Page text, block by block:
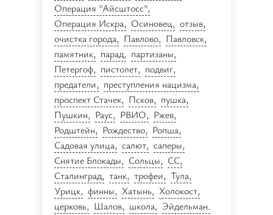
Операция "Айсштосс"
Операция Искра Осиновец отзыв
очистка города Павлово Павловск
памятник парад партизаны
Петергоф пистолет подвиг
предатели
преступления нацизма
проспект Стачек Псков пушка
Пушкин
Раус РВИО
Ржев
Родштейн
Рождество Ропша
Садовая улица салют саперы
Снятие Блокады
Сольцы
СС
Сталинград танк трофеи Тула
Урицк финны Хатынь Холокост
церковь Шалов школа Эйдельман